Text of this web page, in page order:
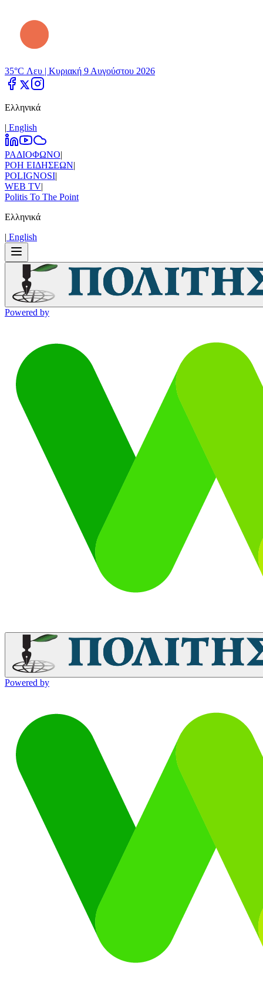
35°C Λευ | Κυριακή 9 Αυγούστου 2026
Ελληνικά
| Εnglish
ΡΑΔΙΟΦΩΝΟ|
ΡΟΗ ΕΙΔΗΣΕΩΝ|
POLIGNOSI|
WEB TV|
Politis To The Point
Ελληνικά
| Εnglish
Powered by
Powered by